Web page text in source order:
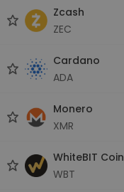
Zcash
ZEC
Cardano
ADA
Monero
XMR
WhiteBIT Coin
WBT